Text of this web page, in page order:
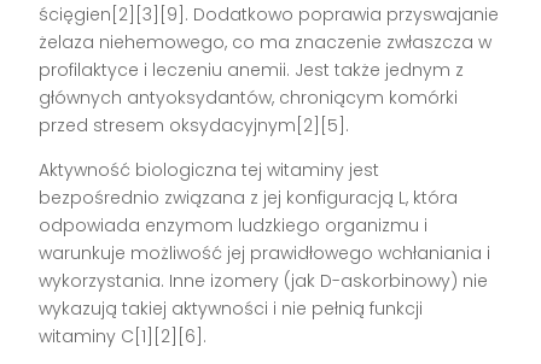
ścięgien[2][3][9]. Dodatkowo poprawia przyswajanie
żelaza niehemowego, co ma znaczenie zwłaszcza w
profilaktyce i leczeniu anemii. Jest także jednym z
głównych antyoksydantów, chroniącym komórki
przed stresem oksydacyjnym[2][5].
Aktywność biologiczna tej witaminy jest
bezpośrednio związana z jej konfiguracją L, która
odpowiada enzymom ludzkiego organizmu i
warunkuje możliwość jej prawidłowego wchłaniania i
wykorzystania. Inne izomery (jak D-askorbinowy) nie
wykazują takiej aktywności i nie pełnią funkcji
witaminy C[1][2][6].